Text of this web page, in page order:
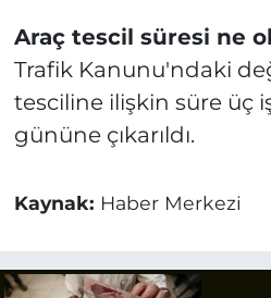
Araç tescil süresi ne
Trafik Kanunu'ndaki
tesciline ilişkin süre üç
gününe çıkarıldı.
Kaynak: Haber Merkezi